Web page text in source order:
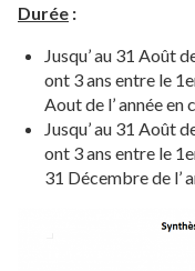
Durée :
Jusqu’ au 31 Août
ont 3 ans entre le
Aout de l’ année en
Jusqu’ au 31 Août
ont 3 ans entre le
31 Décembre de l’